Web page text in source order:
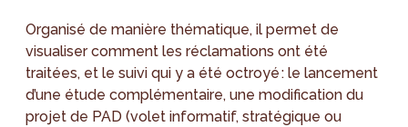
Organisé de manière thématique, il permet de
visualiser comment les réclamations ont été
traitées, et le suivi qui y a été octroyé : le lancement
d’une étude complémentaire, une modification du
projet de PAD (volet informatif, stratégique ou